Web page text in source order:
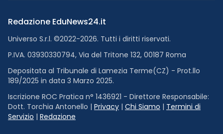
Redazione EduNews24.it
Universo S.r.l. ©2022-2026. Tutti i diritti riservati.
P.IVA. 03930330794, Via del Tritone 132, 00187 Roma
Depositata al Tribunale di Lamezia Terme(CZ) - Prot.llo
189/2025 in data 3 Marzo 2025.
Iscrizione ROC Pratica n° 1436921 - Direttore Responsabile:
Dott. Torchia Antonello | Privacy | Chi Siamo | Termini di
Servizio | Redazione